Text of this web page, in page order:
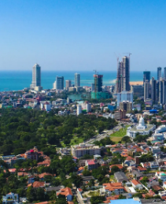
PEO
Sous-traitez les
INFRASTRUCTURE
Intégration Remote
Intégrez vos RH aux
Comparer Remote
CROISSANCE
Start-ups
Des solutions agiles et
paie des entreprises
Entreprises
Développez vos
Découvrez les
paiement pour vos
APPRENDRE AVEC
Recherche et guides
Études de cas
Français
Deutsch
Español
Italiano